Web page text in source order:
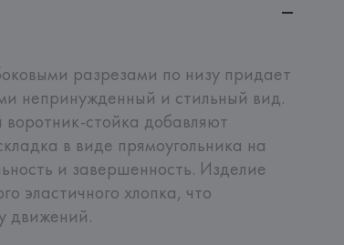
разрезами по низу придает
непринужденный и стильный вид.
стойка добавляют
в виде прямоугольника на
и завершенность. Изделие
эластичного хлопка, что
движений.